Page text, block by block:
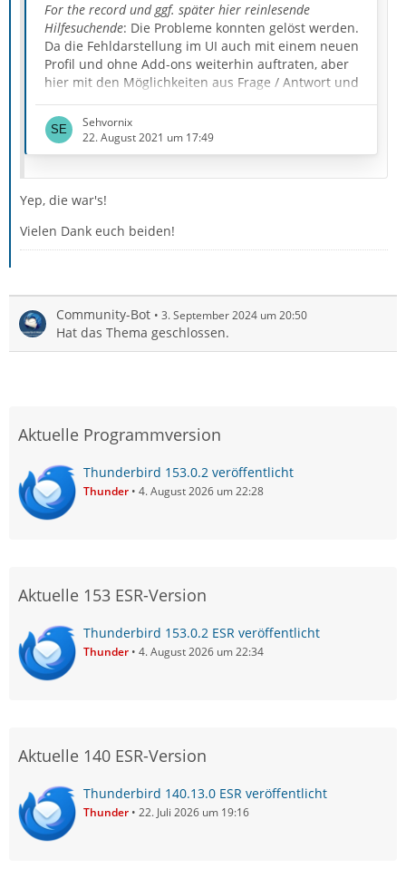
For the record und ggf. später hier reinlesende
Hilfesuchende: Die Probleme konnten gelöst werden.
Da die Fehldarstellung im UI auch mit einem neuen
Profil und ohne Add-ons weiterhin auftraten, aber
hier mit den Möglichkeiten aus Frage / Antwort und
einigen nachgereichten Aspekten zunehmend
schwieriger nachzuvollziehen war, hatte ich eine
Fernwartung zur Sichtung angeboten.
Rahmen beim Verfassen von Mails, grafische Fehler
in Dialogen) konnte…
Sehvornix
22. August 2021 um 17:49
Yep, die war's!
Vielen Dank euch beiden!
Community-Bot 3. September 2024 um 20:50
Hat das Thema geschlossen.
Aktuelle Programmversion
Thunderbird 153.0.2 veröffentlicht
Thunder 4. August 2026 um 22:28
Aktuelle 153 ESR-Version
Thunderbird 153.0.2 ESR veröffentlicht
Thunder 4. August 2026 um 22:34
Aktuelle 140 ESR-Version
Thunderbird 140.13.0 ESR veröffentlicht
Thunder 22. Juli 2026 um 19:16